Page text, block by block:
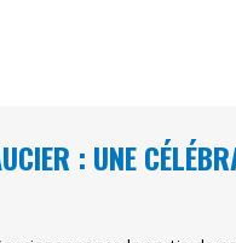
: UNE